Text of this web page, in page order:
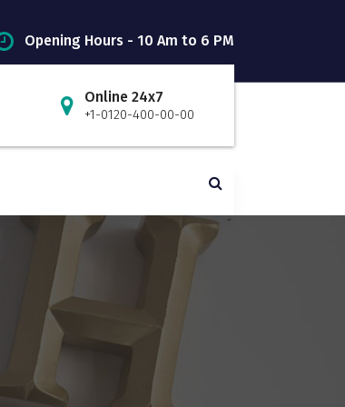
Opening Hours - 10 Am to 6 PM
Online 24x7
+1-0120-400-00-00